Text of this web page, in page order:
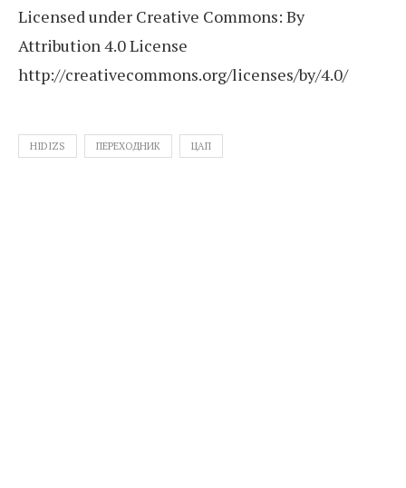
Licensed under Creative Commons: By
Attribution 4.0 License
http://creativecommons.org/licenses/by/4.0/
HIDIZS ПЕРЕХОДНИК ЦАП